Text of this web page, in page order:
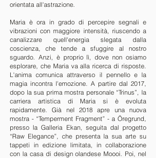
orientata all'astrazione.
Maria è ora in grado di percepire segnali e
vibrazioni con maggiore intensità, riuscendo a
canalizzare quell'energia slegata dalla
coscienza, che tende a sfuggire al nostro
sguardo. Anzi, è proprio lì, dove non osiamo
esplorare, che Maria va alla ricerca di risposte.
L'anima comunica attraverso il pennello e la
magia incontra l'emozione. A partire dal 2017,
dopo la sua prima mostra personale “Trinus”, la
carriera artistica di Maria si è evoluta
rapidamente. Già nel 2018 apre una nuova
mostra - “Temperment Fragment” - a Öregrund,
presso la Galleria Ekan, seguita dal progetto
“Raw Elegance”, che presenta la sua arte su
tappeti in edizione limitata, in collaborazione
con la casa di design olandese Moooi. Poi, nel